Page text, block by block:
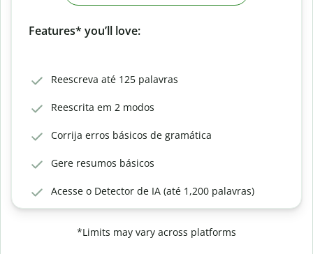
Features* you’ll love:
Reescreva até 125 palavras
Reescrita em 2 modos
Corrija erros básicos de gramática
Gere resumos básicos
Acesse o Detector de IA (até 1,200 palavras)
*Limits may vary across platforms